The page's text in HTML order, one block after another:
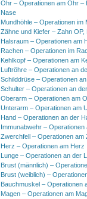
Ohr – Operationen am Ohr –
Nase
Mundhöhle – Operationen im
Zähne und Kiefer – Zahn OP,
Halsraum – Operationen am
Rachen – Operationen im
Kehlkopf – Operationen am
Luftröhre – Operationen an
Schilddrüse – Operationen
Schulter – Operationen an
Oberarm – Operationen am
Unterarm – Operationen am
Hand – Operationen an der
Immunabwehr –
Zwerchfell – Operationen am
Herz – Operationen am Herz
Lunge – Operationen an der
Brust (männlich) –
Brust (weiblich) –
Bauchmuskel – Operationen
Magen – Operationen am